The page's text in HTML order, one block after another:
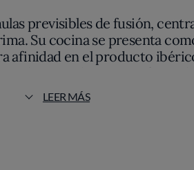
previsibles de fusión,
Su cocina se presenta
afinidad en el producto
a maduraciones fuera
gesto y cada sabor parecen
dialogan sin
LEER MÁS